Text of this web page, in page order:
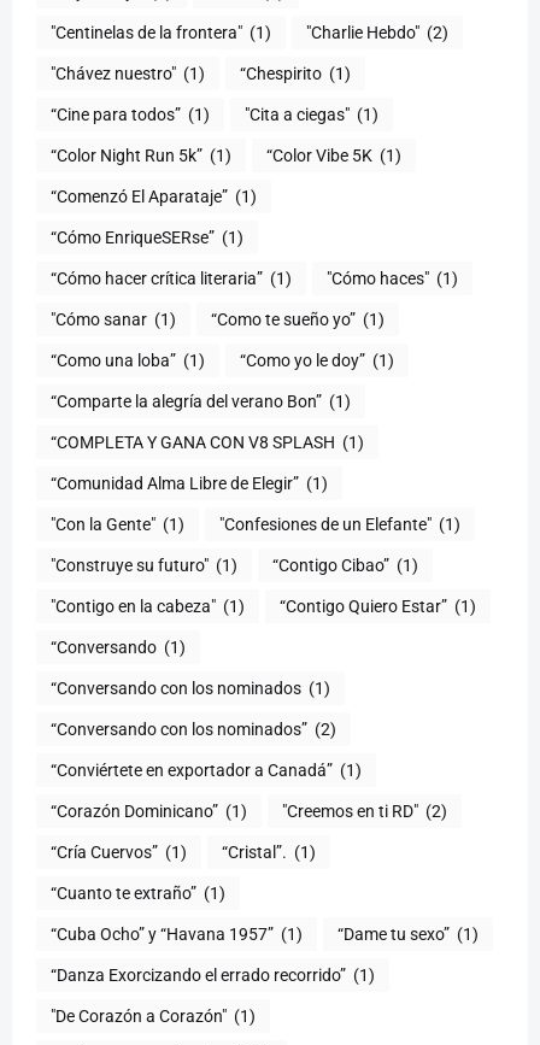
"Centinelas de la frontera" (1) "Charlie Hebdo" (2)
"Chávez nuestro" (1) “Chespirito (1)
“Cine para todos” (1) "Cita a ciegas" (1)
“Color Night Run 5k” (1) “Color Vibe 5K (1)
“Comenzó El Aparataje” (1)
“Cómo EnriqueSERse” (1)
(1) "Cómo haces" (1)
"Cómo sanar (1) “Como te sueño yo” (1)
“Como una loba” (1) “Como yo le doy” (1)
“Comparte la alegría del verano Bon” (1)
“COMPLETA Y GANA CON V8 SPLASH (1)
“Comunidad Alma Libre de Elegir” (1)
"Con la Gente" (1) "Confesiones de un Elefante" (1)
"Construye su futuro" (1) “Contigo Cibao” (1)
"Contigo en la cabeza" (1) “Contigo Quiero Estar” (1)
“Conversando (1)
“Conversando con los nominados (1)
“Conversando con los nominados” (2)
“Conviértete en exportador a Canadá” (1)
“Corazón Dominicano” (1) "Creemos en ti RD" (2)
“Cría Cuervos” (1) “Cristal”. (1)
“Cuanto te extraño” (1)
“Cuba Ocho” y “Havana 1957” (1) “Dame tu sexo” (1)
“Danza Exorcizando el errado recorrido” (1)
"De Corazón a Corazón" (1)